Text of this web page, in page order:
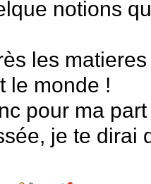
notions
les
le monde !
pour ma
je te dirai